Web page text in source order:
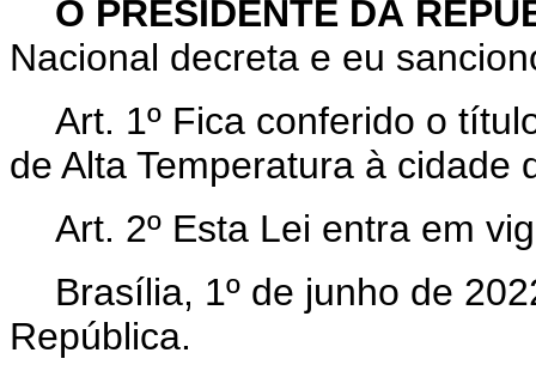
O PRESIDENTE DA
Nacional decreta e eu
Art. 1º Fica conferido o
de Alta Temperatura à cidade
Art. 2º Esta Lei entra em
Brasília, 1º de junho de
República.